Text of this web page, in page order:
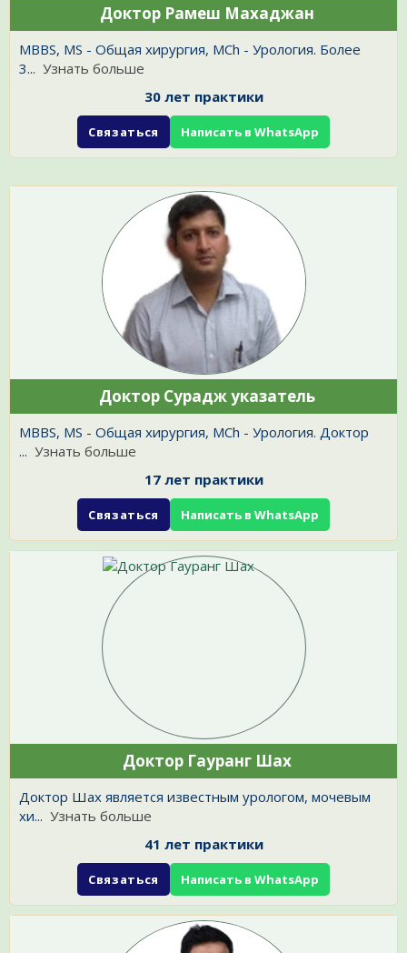
Доктор Рамеш Махаджан
MBBS, MS - Общая хирургия, MCh - Урология. Более
3... Узнать больше
30 лет практики
Связаться Написать в WhatsApp
Доктор Сурадж указатель
MBBS, MS - Общая хирургия, MCh - Урология. Доктор
... Узнать больше
17 лет практики
Связаться Написать в WhatsApp
Доктор Гауранг Шах
Доктор Шах является известным урологом, мочевым
хи... Узнать больше
41 лет практики
Связаться Написать в WhatsApp